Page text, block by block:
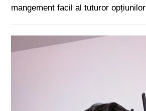
mangement facil al tuturor opțiunilor